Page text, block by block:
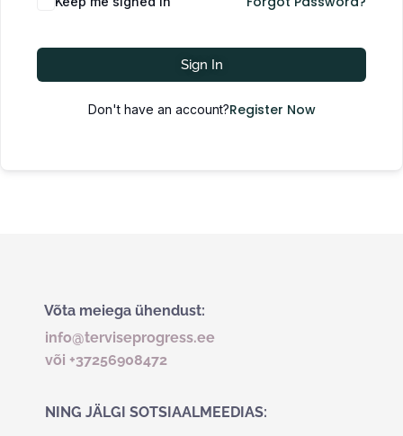
Sign In
Don't have an account?Register Now
Võta meiega ühendust:
info@terviseprogress.ee
või +37256908472
NING JÄLGI SOTSIAALMEEDIAS: